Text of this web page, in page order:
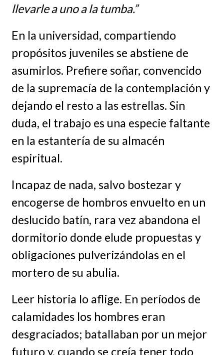
llevarle a uno a la tumba.”
En la universidad, compartiendo
propósitos juveniles se abstiene de
asumirlos. Prefiere soñar, convencido
de la supremacía de la contemplación y
dejando el resto a las estrellas. Sin
duda, el trabajo es una especie faltante
en la estantería de su almacén
espiritual.
Incapaz de nada, salvo bostezar y
encogerse de hombros envuelto en un
deslucido batín, rara vez abandona el
dormitorio donde elude propuestas y
obligaciones pulverizándolas en el
mortero de su abulia.
Leer historia lo aflige. En períodos de
calamidades los hombres eran
desgraciados; batallaban por un mejor
futuro y, cuando se creía tener todo